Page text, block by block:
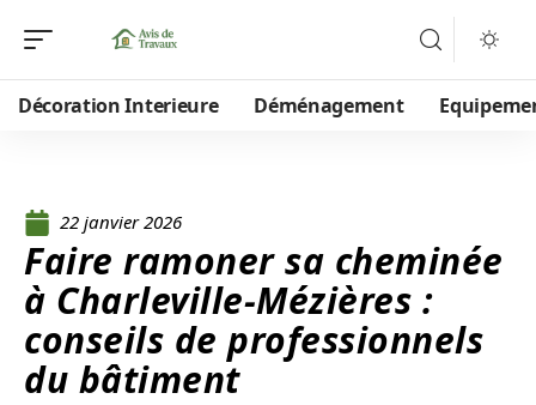
Décoration Interieure Déménagement
22 janvier 2026
Faire ramoner sa cheminée
à Charleville-Mézières :
conseils de professionnels
du bâtiment